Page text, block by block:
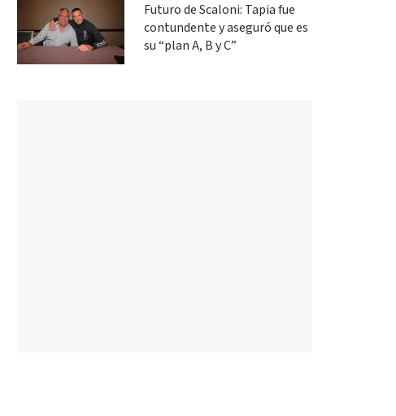
Futuro de Scaloni: Tapia fue
contundente y aseguró que es
su “plan A, B y C”